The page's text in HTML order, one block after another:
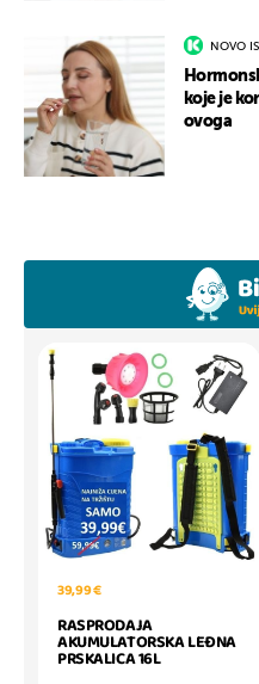
NOVO
koje je
ovoga
39,99 €
RASPRODAJA
AKUMULATORSKA LEĐNA
PRSKALICA 16L